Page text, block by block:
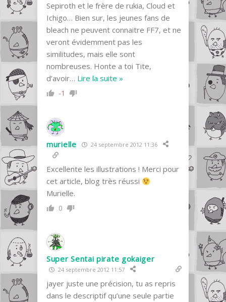
Sepiroth et le frère de rukia, Cloud et
Ichigo… Bien sur, les jeunes fans de
bleach ne peuvent connaitre FF7, et ne
veront évidemment pas les
similitudes, mais elle sont
nombreuses. Honte a toi Tite,
d’avoir… Lire la suite »
-1
murielle 24 septembre 2012 11:36
Excellente les illustrations ! Merci pour
cet article, blog très réussi
Murielle.
0
Super Sentai pirate gokaiger
24 septembre 2012 11:57
jayer juste une précision, tu as repris
dans le descriptif qu’une seule partie